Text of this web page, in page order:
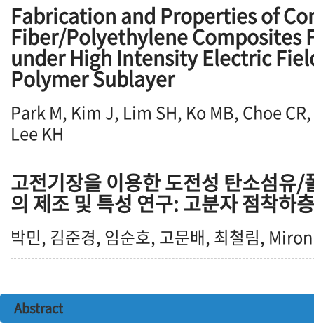
Fabrication and Properties of
Fiber/Polyethylene Composites
under High Intensity Electric
Polymer Sublayer
Park M, Kim J, Lim SH, Ko MB, Choe
Lee KH
고전기장을 이용한 도전성 탄소섬유/
의 제조 및 특성 연구: 고분자 점착하
박민, 김준경, 임순호, 고문배, 최철림,
Abstract